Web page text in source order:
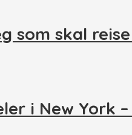
som skal
i New York